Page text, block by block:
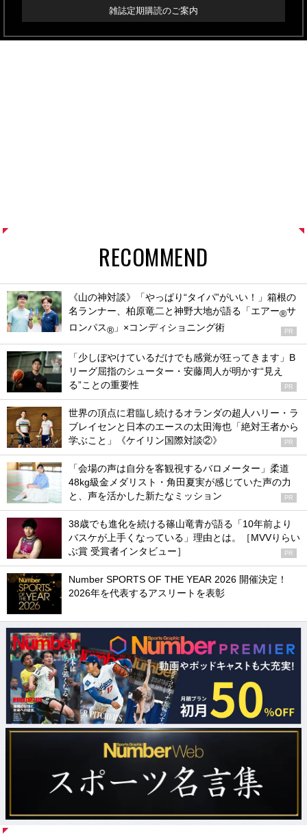
雑誌定期購読のご案内
RECOMMEND
《山の神対談》「やっぱり“タイパ”がいい！」箱根の
名ランナー、柏原竜二と神野大地が語る「エアー®サ
ロンパス® 」×コンディショニング術 PR
「少しぼやけているだけでも感覚が狂ってきます」B
リーグ屈指のシューター・安藤周人が明かす“見え
る”ことの重要性
PR
世界の頂点に君臨し続けるオランダの超人ハリー・ラ
ブレイセンと日本のエースの太田海也「絶対王者から
学ぶこと」《ケイリン国際対談②》
PR
「会場の声は自分を客観視するバロメーター」柔道
48kg級金メダリスト・角田夏実が感じていた声の力
と、声を活かした新たなミッション
PR
38歳でも進化を続ける篠山竜青が語る「10年前より
バスケが上手くなっている」理由とは。［MVVりらい
ぶ賞 受賞者インタビュー］
PR
Number SPORTS OF THE YEAR 2026 開催決定！
2026年を代表するアスリートを表彰